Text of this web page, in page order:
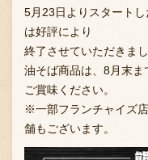
5月23日よりスタート
は好評により
終了させていただきまし
油そば商品は、8月末
ご賞味ください。
※一部フランチャイズ
舗もございます。